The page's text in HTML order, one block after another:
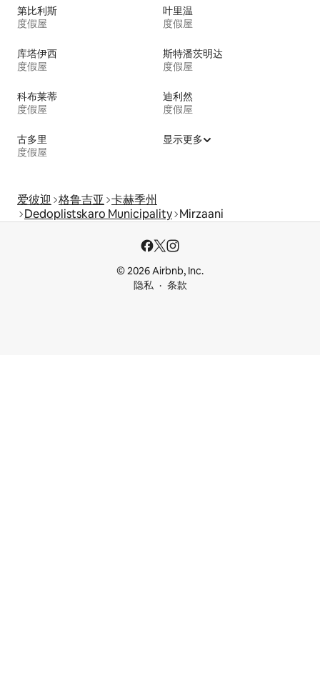
第比利斯
度假屋
叶里温
度假屋
库塔伊西
度假屋
斯特潘茨明达
度假屋
科布莱蒂
度假屋
迪利然
度假屋
古多里
度假屋
显示更多
爱彼迎 格鲁吉亚 卡赫季州
Dedoplistskaro Municipality Mirzaani
© 2026 Airbnb, Inc.
隐私
条款